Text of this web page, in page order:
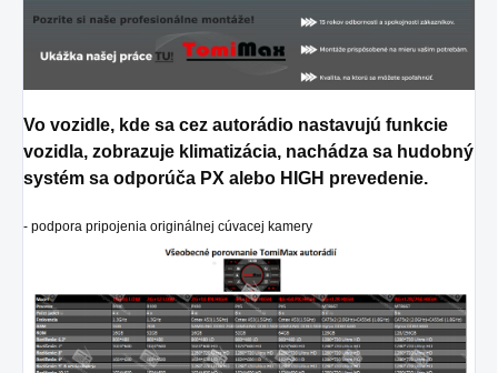
Vo vozidle, kde sa cez autorádio nastavujú funkcie
vozidla, zobrazuje klimatizácia, nachádza sa hudobný
systém sa odporúča PX alebo HIGH prevedenie.
- podpora pripojenia originálnej cúvacej kamery